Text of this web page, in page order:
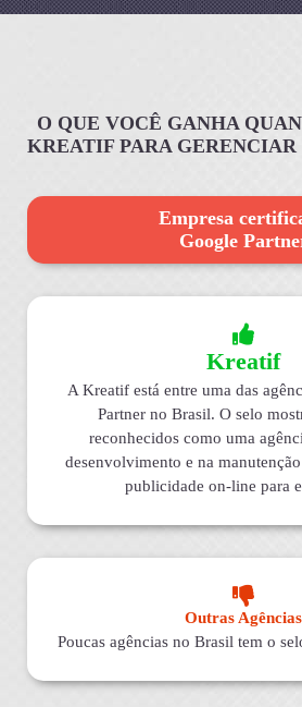
O QUE VOCÊ GANHA
KREATIF PARA GERENCIAR
Empresa
Google
Kreatif
A Kreatif está entre uma das
Partner no Brasil. O selo
reconhecidos como uma
desenvolvimento e na
publicidade on-line para
Outras Agências
Poucas agências no Brasil tem o